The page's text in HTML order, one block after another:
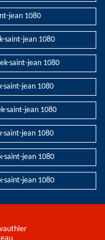
jean 1080
saint-jean 1080
saint-jean 1080
saint-jean 1080
saint-jean 1080
saint-jean 1080
saint-jean 1080
saint-jean 1080